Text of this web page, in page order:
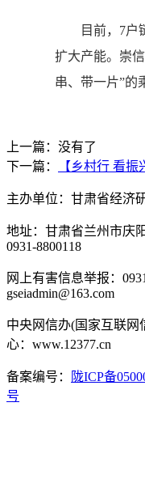
目前，7户
扩大产能。崇
串、带一片”的
上一篇：没有了
下一篇：
【乡村行 看
主办单位：甘肃省经济
地址：甘肃省兰州市庆
0931-8800118
网上有害信息举报：
gseiadmin@163.com
中央网信办(国家互联网
心：www.12377.cn
备案编号： 陇ICP备
号